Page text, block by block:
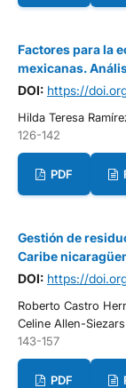
Factores para la
mexicanas.
DOI: https://
Hilda Teresa
126-142
PDF
Gestión de
Caribe
DOI: https://
Roberto Castro
Celine Allen-Siezars
143-157
PDF